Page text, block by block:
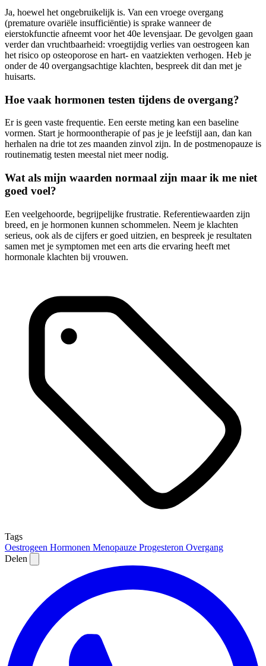
Ja, hoewel het ongebruikelijk is. Van een vroege overgang
(premature ovariële insufficiëntie) is sprake wanneer de
eierstokfunctie afneemt voor het 40e levensjaar. De gevolgen gaan
verder dan vruchtbaarheid: vroegtijdig verlies van oestrogeen kan
het risico op osteoporose en hart- en vaatziekten verhogen. Heb je
onder de 40 overgangsachtige klachten, bespreek dit dan met je
huisarts.
Hoe vaak hormonen testen tijdens de overgang?
Er is geen vaste frequentie. Een eerste meting kan een baseline
vormen. Start je hormoontherapie of pas je je leefstijl aan, dan kan
herhalen na drie tot zes maanden zinvol zijn. In de postmenopauze is
routinematig testen meestal niet meer nodig.
Wat als mijn waarden normaal zijn maar ik me niet
goed voel?
Een veelgehoorde, begrijpelijke frustratie. Referentiewaarden zijn
breed, en je hormonen kunnen schommelen. Neem je klachten
serieus, ook als de cijfers er goed uitzien, en bespreek je resultaten
samen met je symptomen met een arts die ervaring heeft met
hormonale klachten bij vrouwen.
Tags
Oestrogeen Hormonen Menopauze Progesteron Overgang
Delen